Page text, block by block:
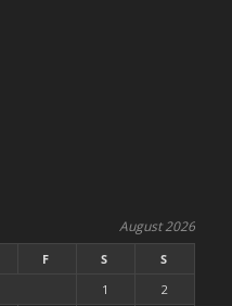
August 2026
F S S
1
2